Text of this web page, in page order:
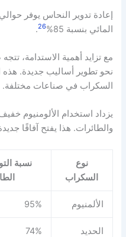
المائي بنسبة 85%
26
.
مع تزايد أهمية الاستدامة،
نحو تطوير أساليب جديدة. هذه
السكراب في صناعات مختلفة.
يزداد استخدام الألومنيوم
والطائرات. هذا يفتح آفاقًا
نوع
السكراب
نسبة
الألمنيوم 95%
الحديد 74%